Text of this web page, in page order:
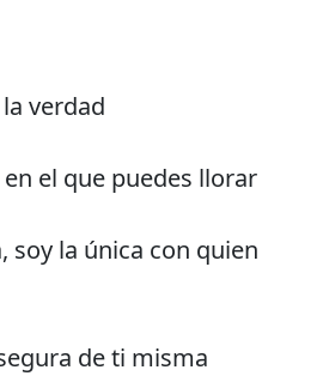
verdad
el que puedes llorar
soy la única con quien
de ti misma